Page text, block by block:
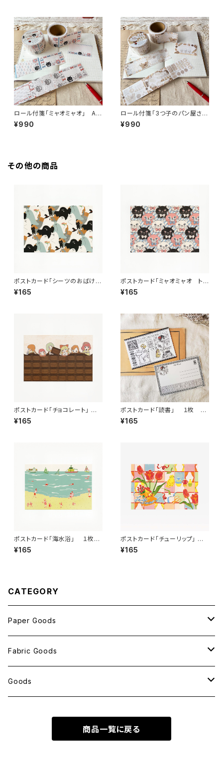
ロール付箋「ミャオミャオ」 AN
099-0077 付箋 手帳デコ
¥990
ロール付箋「3つ子のパン屋さ
ん」 AN099-0019 付箋
手帳デコ
¥990
その他の商品
ポストカード「シーツのおばけ」
１枚 ant!ant!!ant!!!
¥165
ポストカード「ミャオミャオ トリ
コロール」 １枚 ant!ant!!an
t!!!
¥165
ポストカード「チョコレート」 １
枚 ant!ant!!ant!!!
¥165
ポストカード「読書」 １枚 an
t!ant!!ant!!!
¥165
ポストカード「海水浴」 １枚
ant!ant!!ant!!!
¥165
ポストカード「チューリップ」 １
枚 ant!ant!!ant!!!
¥165
CATEGORY
Paper Goods
おしゃれ紙
ポストカード
Fabric Goods
ポーチ
Goods
クリアファイル
商品一覧に戻る